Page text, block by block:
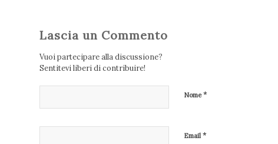
Lascia un Commento
Vuoi partecipare alla discussione?
Sentitevi liberi di contribuire!
Nome*
Email *